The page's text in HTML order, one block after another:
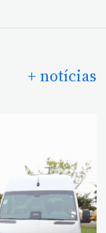
+ notícias